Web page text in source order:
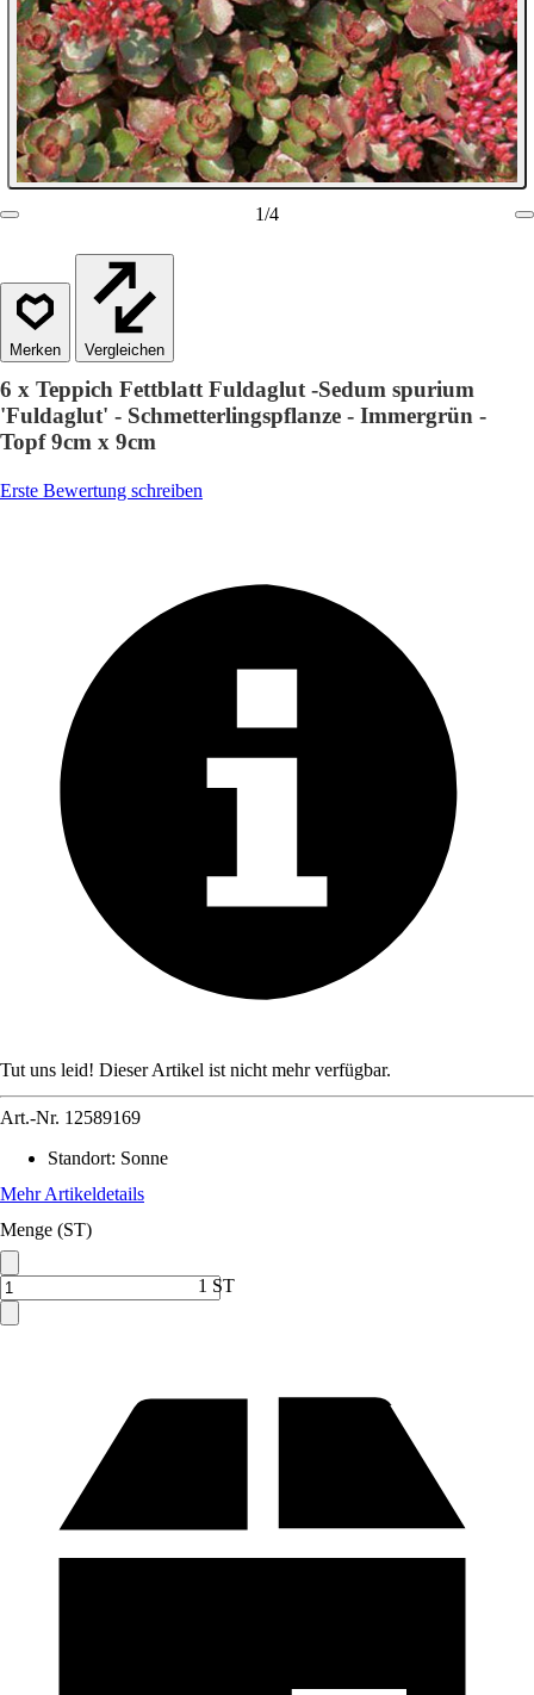
1/4
Vergleichen
6 x Teppich Fettblatt Fuldaglut -Sedum spurium
'Fuldaglut' - Schmetterlingspflanze - Immergrün -
Topf 9cm x 9cm
Erste Bewertung schreiben
Tut uns leid! Dieser Artikel ist nicht mehr verfügbar.
Art.-Nr. 12589169
Standort: Sonne
Mehr Artikeldetails
Menge (ST)
1 ST